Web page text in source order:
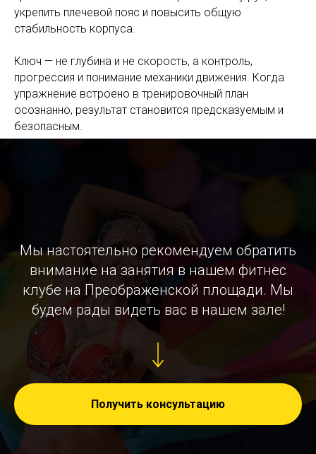
укрепить плечевой пояс и повысить общую
стабильность корпуса.
Ключ — не глубина и не скорость, а контроль,
прогрессия и понимание механики движения. Когда
упражнение встроено в тренировочный план
осознанно, результат становится предсказуемым и
безопасным.
Мы настоятельно рекомендуем обратить
внимание на занятия в нашем фитнес
клубе на Преображенской площади. Мы
будем рады видеть вас в нашем зале!
Получить консультацию